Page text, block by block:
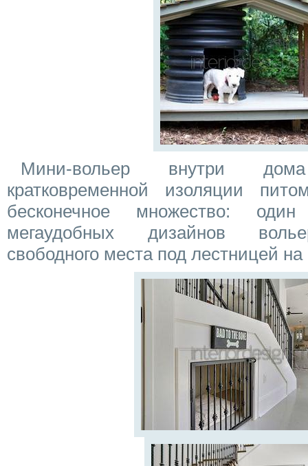
Мини-вольер внутри
кратковременной изоляции
бесконечное множество:
мегаудобных дизайнов
свободного места под лестницей на